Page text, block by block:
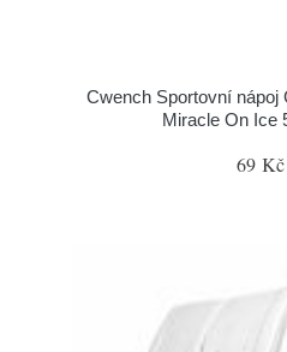
Cwench Sportovní nápoj
Miracle On Ice
69 Kč